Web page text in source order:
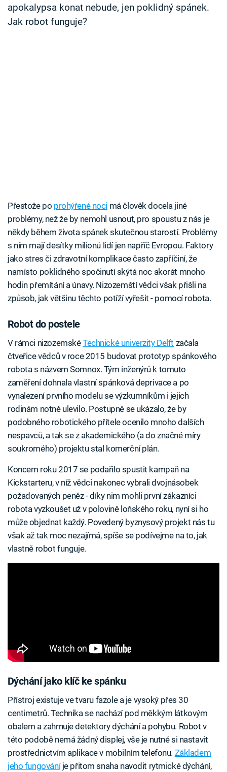
apokalypsa konat nebude, jen poklidný spánek.
Jak robot funguje?
Přestože po prohýřené noci má člověk docela jiné
problémy, než že by nemohl usnout, pro spoustu z nás je
někdy během života spánek skutečnou starostí. Problémy
s ním mají desítky milionů lidí jen napříč Evropou. Faktory
jako stres či zdravotní komplikace často zapříčiní, že
namísto poklidného spočinutí skýtá noc akorát mnoho
hodin přemítání a únavy. Nizozemští vědci však přišli na
způsob, jak většinu těchto potíží vyřešit - pomocí robota.
Robot do postele
V rámci nizozemskéTechnické univerzity Delft začala
čtveřice vědců v roce 2015 budovat prototyp spánkového
robota s názvem Somnox. Tým inženýrů k tomuto
zaměření dohnala vlastní spánková deprivace a po
vynalezení prvního modelu se výzkumníkům i jejich
rodinám notně ulevilo. Postupně se ukázalo, že by
podobného robotického přítele ocenilo mnoho dalších
nespavců, a tak se z akademického (a do značné míry
soukromého) projektu stal komerční plán.
Koncem roku 2017 se podařilo spustit kampaň na
Kickstarteru, v níž vědci nakonec vybrali dvojnásobek
požadovaných peněz - díky nim mohli první zákazníci
robota vyzkoušet už v polovině loňského roku, nyní si ho
může objednat každý. Povedený byznysový projekt nás tu
však až tak moc nezajímá, spíše se podívejme na to, jak
vlastně robot funguje.
Dýchání jako klíč ke spánku
Přístroj existuje ve tvaru fazole a je vysoký přes 30
centimetrů. Technika se nachází pod měkkým látkovým
obalem a zahrnuje detektory dýchání a pohybu. Robot v
této podobě nemá žádný displej, vše je nutné si nastavit
prostřednictvím aplikace v mobilním telefonu. Základem
jeho fungováníje přitom snaha navodit rytmické dýchání,